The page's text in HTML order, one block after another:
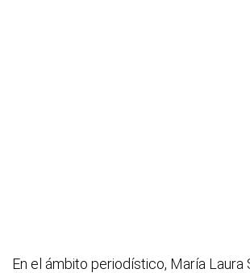
En el ámbito periodístico, María Laura